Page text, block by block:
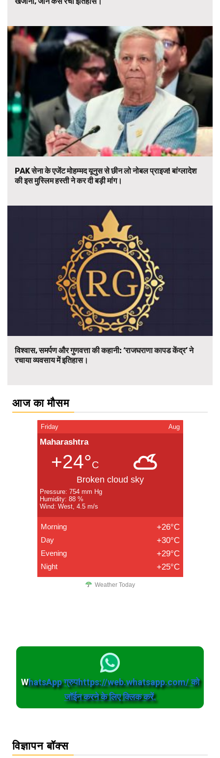
PAK सेना के एजेंट मोहम्मद यूनुस से छीन लो नोबल प्राइज! बांग्लादेश
की इस मुस्लिम हस्ती ने कर दी बड़ी मांग।
विश्वास, समर्पण और गुणवत्ता की कहानी: ‘राजघराणा कापड केंद्र’ ने
रचाया व्यवसाय में इतिहास।
आज का मौसम
Friday Aug
Maharashtra
+24°C
Broken cloud sky
Pressure: 754 mm Hg
Humidity: 88 %
Wind: West, 4.5 m/s
Morning +26°C
Day +30°C
Evening +29°C
Night +25°C
Weather Today
WhatsApp ग्रुपhttps://web.whatsapp.com/ को
जॉईन करने के लिए क्लिक करें.
विज्ञापन बॉक्स